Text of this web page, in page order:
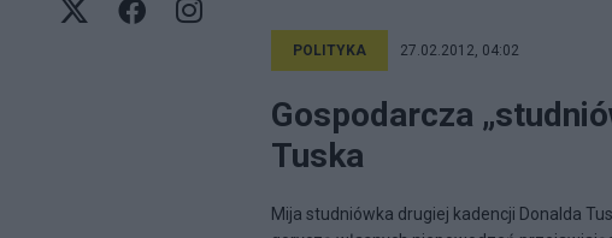
POLITYKA 27.02.2012, 04:02
Gospodarcza
Tuska
Mija studniówka drugiej kadencji Donalda